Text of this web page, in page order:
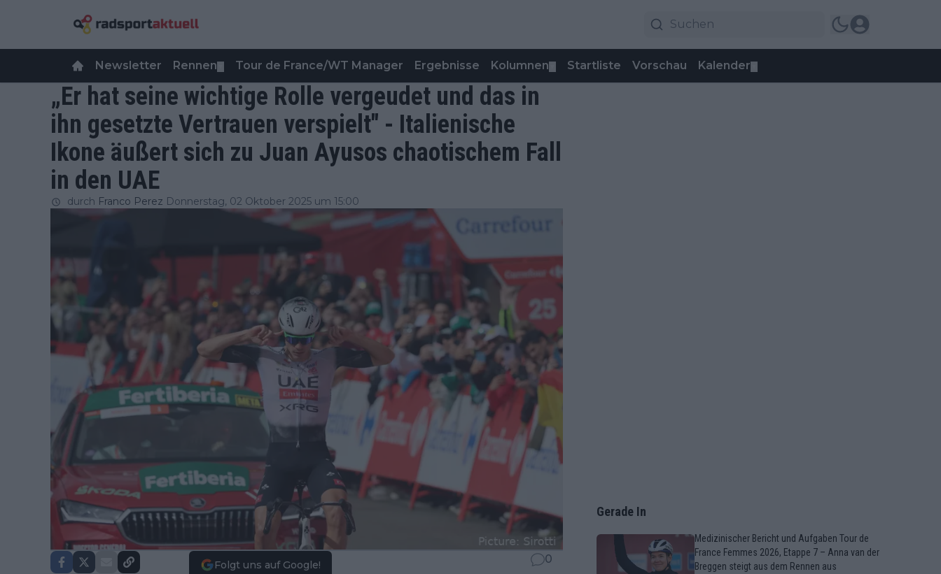
Newsletter Rennen Tour de France/WT Manager Ergebnisse Kolumnen Startliste Vorschau Kalender
„Er hat seine wichtige Rolle vergeudet und das in
ihn gesetzte Vertrauen verspielt" - Italienische
Ikone äußert sich zu Juan Ayusos chaotischem Fall
in den UAE
durch Franco Perez Donnerstag, 02 Oktober 2025 um 15:00
Folgt uns auf Google! 0
Gerade In
Medizinischer Bericht und Aufgaben Tour de
France Femmes 2026, Etappe 7 – Anna van der
Breggen steigt aus dem Rennen aus